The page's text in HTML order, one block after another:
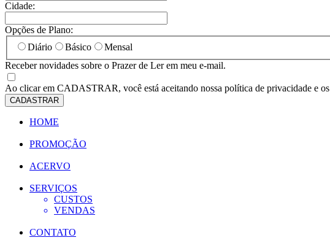
Cidade:
Opções de Plano:
Diário
Básico
Mensal
Receber novidades sobre o Prazer de Ler em meu e-mail.
Ao clicar em CADASTRAR, você está aceitando nossa política de privacidade e os
CADASTRAR
HOME
PROMOÇÃO
ACERVO
SERVIÇOS
CUSTOS
VENDAS
CONTATO